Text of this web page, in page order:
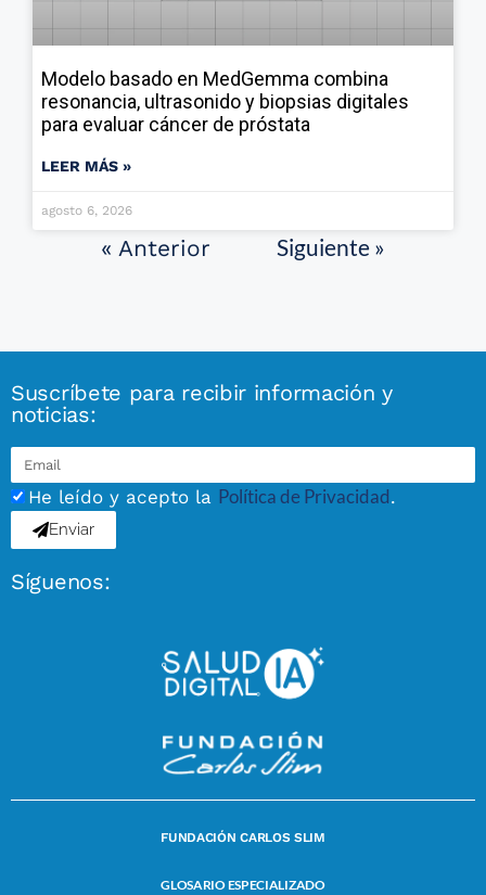
Modelo basado en MedGemma combina
resonancia, ultrasonido y biopsias digitales
para evaluar cáncer de próstata
LEER MÁS »
agosto 6, 2026
« Anterior Siguiente »
Suscríbete para recibir información y
noticias:
He leído y acepto la Política de Privacidad.
Enviar
Síguenos:
FUNDACIÓN CARLOS SLIM
GLOSARIO ESPECIALIZADO